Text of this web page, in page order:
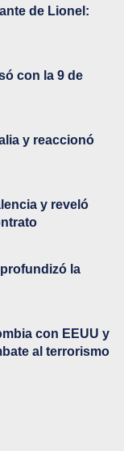
de Lionel:
con la 9 de
y reaccionó
y reveló
la
con EEUU y
al terrorismo